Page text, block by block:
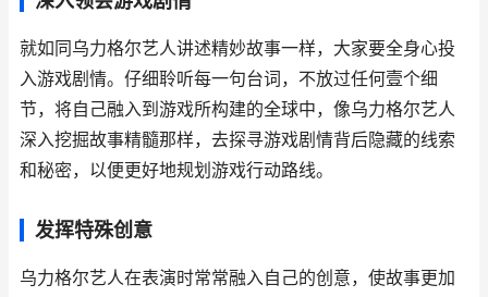
就如同乌力格尔艺人讲述精妙故事一样，大家要全身心投
入游戏剧情。仔细聆听每一句台词，不放过任何壹个细
节，将自己融入到游戏所构建的全球中，像乌力格尔艺人
深入挖掘故事精髓那样，去探寻游戏剧情背后隐藏的线索
和秘密，以便更好地规划游戏行动路线。
发挥特殊创意
乌力格尔艺人在表演时常常融入自己的创意，使故事更加